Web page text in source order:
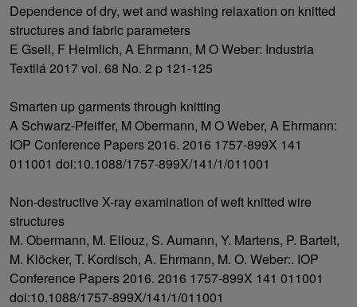
Dependence of dry, wet and washing relaxation on knitted
structures and fabric parameters
E Gsell, F Heimlich, A Ehrmann, M O Weber: Industria
Textilá 2017 vol. 68 No. 2 p 121-125
Smarten up garments through knitting
A Schwarz-Pfeiffer, M Obermann, M O Weber, A Ehrmann:
IOP Conference Papers 2016. 2016 1757-899X 141
011001 doi:10.1088/1757-899X/141/1/011001
Non-destructive X-ray examination of weft knitted wire
structures
M. Obermann, M. Ellouz, S. Aumann, Y. Martens, P. Bartelt,
M. Klöcker, T. Kordisch, A. Ehrmann, M. O. Weber:. IOP
Conference Papers 2016. 2016 1757-899X 141 011001
doi:10.1088/1757-899X/141/1/011001